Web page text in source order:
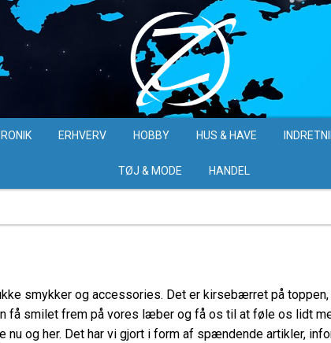
ERHVERV HOBBY HUS & HAVE
TØJ & MODE HANDEL
smykker og accessories. Det er kirsebærret på
få smilet frem på vores læber og få os til at føle os lidt
og her. Det har vi gjort i form af spændende artikler,